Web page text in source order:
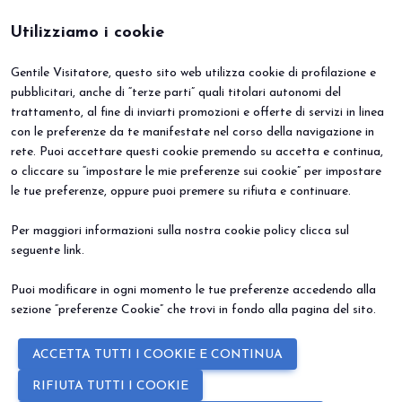
Utilizziamo i cookie
Gentile Visitatore, questo sito web utilizza cookie di profilazione e
pubblicitari, anche di “terze parti” quali titolari autonomi del
trattamento, al fine di inviarti promozioni e offerte di servizi in linea
con le preferenze da te manifestate nel corso della navigazione in
rete. Puoi accettare questi cookie premendo su accetta e continua,
o cliccare su “impostare le mie preferenze sui cookie” per impostare
le tue preferenze, oppure puoi premere su rifiuta e continuare.
Per maggiori informazioni sulla nostra cookie policy clicca sul
seguente link.
Puoi modificare in ogni momento le tue preferenze accedendo alla
sezione “preferenze Cookie” che trovi in fondo alla pagina del sito.
ACCETTA TUTTI I COOKIE E CONTINUA
RIFIUTA TUTTI I COOKIE
BEER&FOOD ATTRACTION
Edizione 2027
Settori espositivi
Contatti
VISITA
Perché visitare
Info utili
Area riservata
ESPONI
Perché esporre
Prenota il tuo stand
EVENTI
Eventi e progetti speciali
© 2026ITALIAN EXHIBITION GROUP SpA - Via Emilia 155, 47921 Rimini
52.214.897 i.v. -Copyright & disclaimer